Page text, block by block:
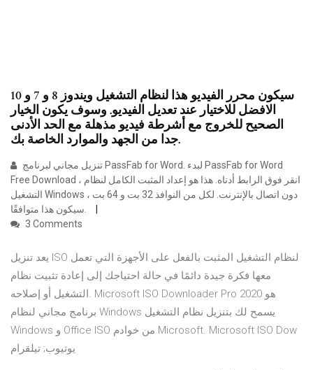
سيكون محرر الفيديو هذا لنظام التشغيل ويندوز 8 و 7 و 10
الافضل للاختيار عند تعديل الفيديو. وسوف يكون الخيار
الصحيح للخروج مع أشرطة فيديو مذهلة مع الحد الأدنى
جدا من الجهد والموارد الخاصة بك.
Free Download ، انقر فوق الرابط أدناه. هذا هو إعداد المثبت الكامل لنظام
التشغيل Windows دون اتصال بالإنترنت. لكل من النوافذ 32 بت و 64 بت ،
سيكون هذا متوافقًا.
3 Comments
يعد تنزيل ISO لنظام التشغيل المثبت بالفعل على الأجهزة التي تعمل
معها فكرة جيدة دائمًا في حالة احتياجك إلى إعادة تثبيت نظام
التشغيل أو إصلاحه. Microsoft ISO Downloader Pro 2020 هو
برنامج مجاني لنظام Windows يسمح لك بتنزيل نظام التشغيل
Windows و Office ISO من خوادم Microsoft. Microsoft ISO Dow
يوتيوب; تيلقرام